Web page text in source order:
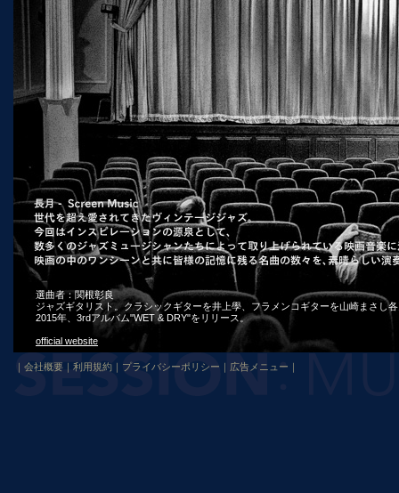
選曲者：関根彰良
ジャズギタリスト。クラシックギターを井上學、フラメンコギターを山崎まさし
2015年、3rdアルバム"WET & DRY"をリリース。
official website
｜ 会社概要 ｜ 利用規約 ｜ プライバシーポリシー ｜ 広告メニュー ｜